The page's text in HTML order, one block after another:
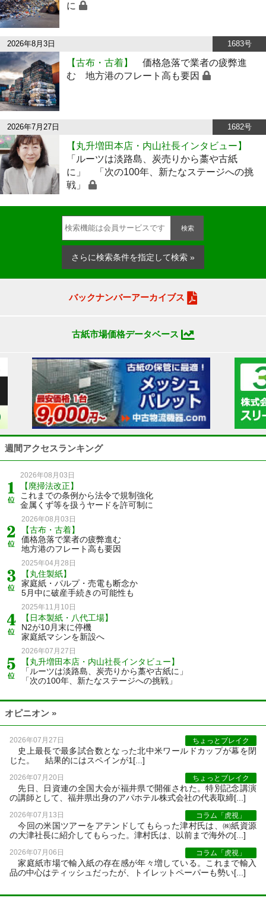
に
2026年8月3日 1683号
【古布・古着】
価格急落で業者の疲弊進
む 地方港のフレート高も要因
2026年7月27日 1682号
【丸升増田本店・内山社長インタビュー】
「ルーツは淡路島、炭売りから藁や古紙
に」 「次の100年、新たなステージへの挑
戦」
検索
さらに検索条件を指定して検索 »
バックナンバーアーカイブス
古紙市場価格データベース
週間アクセスランキング
2026年08月03日
【廃掃法改正】
これまでの条例から法令で規制強化
金属くず等を扱うヤードを許可制に
2026年08月03日
【古布・古着】
価格急落で業者の疲弊進む
地方港のフレート高も要因
2025年04月28日
【丸住製紙】
家庭紙・パルプ・売電も断念か
5月中に破産手続きの可能性も
2025年11月10日
【日本製紙・八代工場】
N2が10月末に停機
家庭紙マシンを新設へ
2026年07月27日
【丸升増田本店・内山社長インタビュー】
「ルーツは淡路島、炭売りから藁や古紙に」
「次の100年、新たなステージへの挑戦」
オピニオン »
2026年07月27日 ちょっとブレイク
史上最長で最多試合数となった北中米ワールドカップが幕を閉
じた。 結果的にはスペインが1[...]
2026年07月20日 ちょっとブレイク
先日、日資連の全国大会が福井県で開催された。特別記念講演
の講師として、福井県出身のアパホテル株式会社の代表取締[...]
2026年07月13日 コラム「虎視」
今回の米国ツアーをアテンドしてもらった津村氏は、㈱紙資源
の大津社長に紹介してもらった。津村氏は、以前まで海外の[...]
2026年07月06日 コラム「虎視」
家庭紙市場で輸入紙の存在感が年々増している。これまで輸入
品の中心はティッシュだったが、トイレットペーパーも勢い[...]